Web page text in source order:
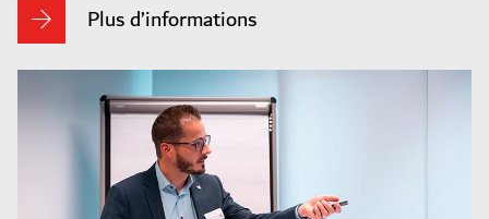
Plus d’informations